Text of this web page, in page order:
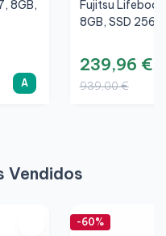
8GB,
A
Fujitsu Lifebook
8GB, SSD
239,96 €
939,00 €
Vendidos
-60%